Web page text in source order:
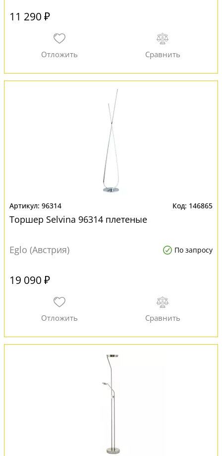
11 290 ₽
96314 146865
Торшер Selvina 96314 плетеные
Eglo (Австрия) По запросу
19 090 ₽